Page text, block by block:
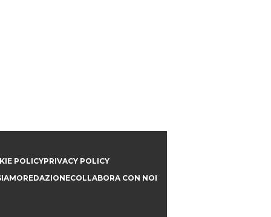
POLICYPRIVACY POLICY
REDAZIONECOLLABORA CON NOI